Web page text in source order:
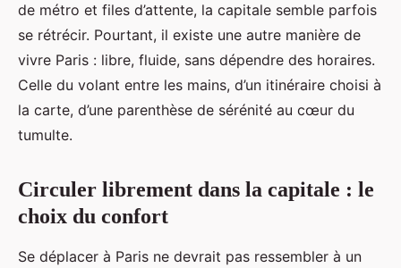
Joëlle•17/06/2026 07:47•10 min de lecture
de métro et files d’attente, la capitale semble parfois
se rétrécir. Pourtant, il existe une autre manière de
vivre Paris : libre, fluide, sans dépendre des horaires.
Celle du volant entre les mains, d’un itinéraire choisi à
la carte, d’une parenthèse de sérénité au cœur du
tumulte.
Circuler librement dans la capitale : le
choix du confort
Se déplacer à Paris ne devrait pas ressembler à un